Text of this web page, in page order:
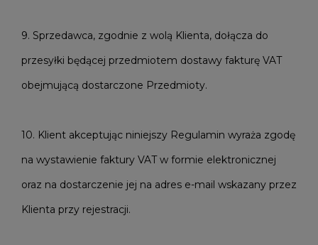
9. Sprzedawca, zgodnie z wolą Klienta, dołącza do
przesyłki będącej przedmiotem dostawy fakturę VAT
obejmującą dostarczone Przedmioty.
10. Klient akceptując niniejszy Regulamin wyraża zgodę
na wystawienie faktury VAT w formie elektronicznej
oraz na dostarczenie jej na adres e-mail wskazany przez
Klienta przy rejestracji.